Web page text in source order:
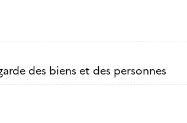
des biens et des personnes